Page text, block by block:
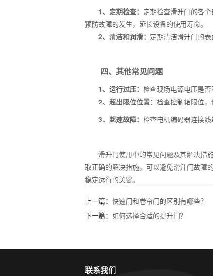
1、定期检查： 定期检查滑升门的各
预防故障的发生，延长设备的使用寿命。
2、清洁和润滑： 定期清洁滑升门的
四、其他常见问题
1、运行过压： 检查现场电源电压是否
2、超出限位位置： 检查控制箱限位，
3、超速故障： 检查电机编码器连接线
滑升门使用中的常见问题及其解决措施
取正确的解决措施，可以避免滑升门故障
稳定运行的关键。
上一篇： 快速门和卷帘门的区别有哪些？
下一篇： 如何选择合适的提升门？
联系我们